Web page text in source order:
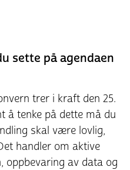
sette på agendaen
trer i kraft den 25.
å tenke på dette må du
skal være lovlig,
handler om aktive
oppbevaring av data og